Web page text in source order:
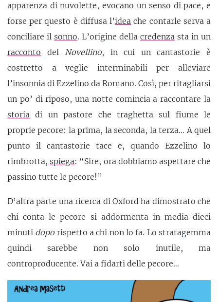
apparenza di nuvolette, evocano un senso di pace, e
forse per questo è diffusa l’idea che contarle serva a
conciliare il sonno. L’origine della credenza sta in un
racconto del Novellino, in cui un cantastorie è
costretto a veglie interminabili per alleviare
l’insonnia di Ezzelino da Romano. Così, per ritagliarsi
un po’ di riposo, una notte comincia a raccontare la
storia di un pastore che traghetta sul fiume le
proprie pecore: la prima, la seconda, la terza… A quel
punto il cantastorie tace e, quando Ezzelino lo
rimbrotta, spiega: “Sire, ora dobbiamo aspettare che
passino tutte le pecore!”
D’altra parte una ricerca di Oxford ha dimostrato che
chi conta le pecore si addormenta in media dieci
minuti dopo rispetto a chi non lo fa. Lo stratagemma
quindi sarebbe non solo inutile, ma
controproducente. Vai a fidarti delle pecore…